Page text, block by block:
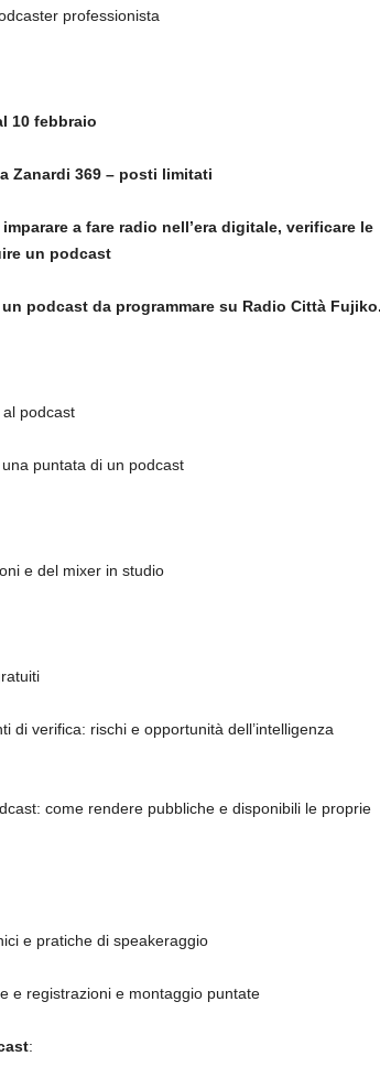
professionista
10 febbraio
Zanardi 369 –posti limitati
imparare a fare radio nell’era digitale, verificare le
un podcast
podcast da programmare su Radio Città Fujiko.
podcast
puntata di un podcast
e del mixer in studio
di verifica: rischi e opportunità dell’intelligenza
come rendere pubbliche e disponibili le proprie
e pratiche di speakeraggio
e registrazioni e montaggio puntate
: